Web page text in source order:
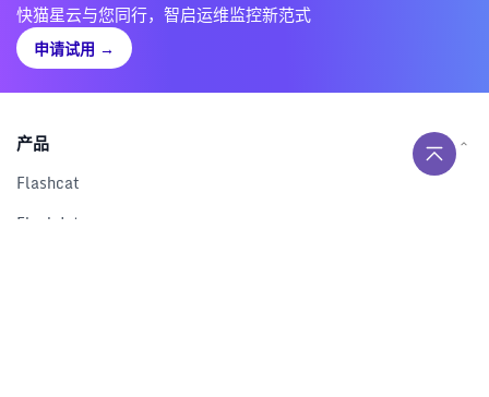
快猫星云与您同行，智启运维监控新范式
申请试用 →
产品
Flashcat
Flashduty